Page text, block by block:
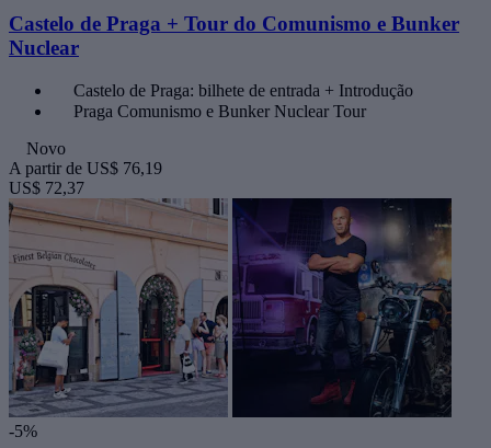
Castelo de Praga + Tour do Comunismo e Bunker
Nuclear
Castelo de Praga: bilhete de entrada + Introdução
Praga Comunismo e Bunker Nuclear Tour
Novo
A partir de US$ 76,19
US$ 72,37
-5%